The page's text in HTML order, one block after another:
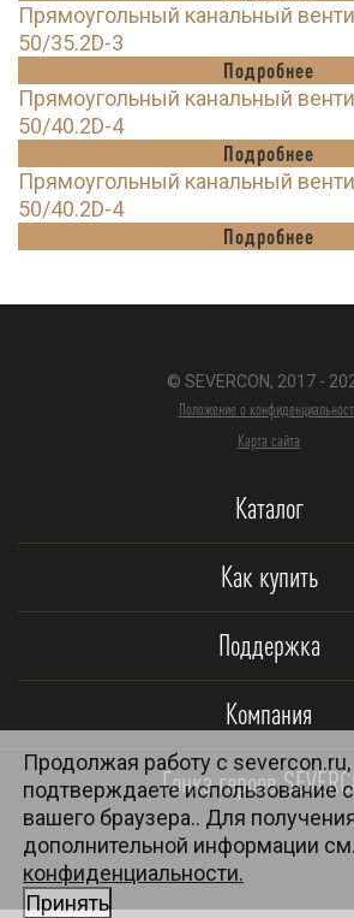
Прямоугольный канальный
50/35.2D-3
Подробнее
Прямоугольный канальный
50/40.2D-4
Подробнее
Прямоугольный канальный
50/40.2D-4
Подробнее
© SEVERCON, 2017 -
Положение о
Карта сайта
Каталог
Как купить
Поддержка
Компания
Гонка героев
Продолжая работу с
подтверждаете использование
вашего браузера.. Для
дополнительной информации см.
конфиденциальности.
Принять